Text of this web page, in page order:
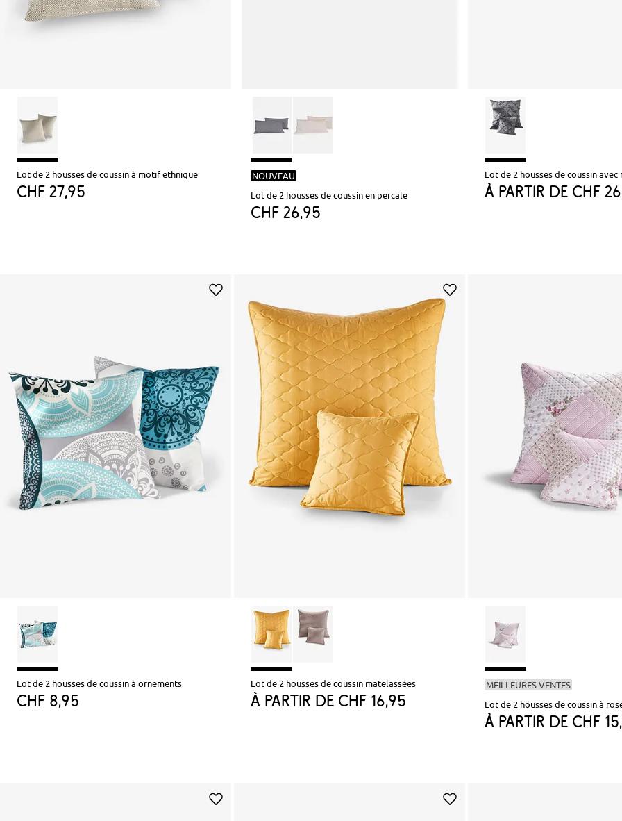
Lot de 2 housses de coussin à motif ethnique
CHF 27,95
NOUVEAU
Lot de 2 housses de coussin en percale
CHF 26,95
Lot de 2 housses de coussin
à partir de CHF
Lot de 2 housses de coussin à ornements
CHF 8,95
Lot de 2 housses de coussin matelassées
à partir de CHF 16,95
MEILLEURES VENTES
Lot de 2 housses de coussin à
à partir de CHF